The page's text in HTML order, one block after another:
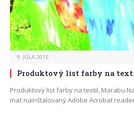
9. JÚLA 2015
Produktový list farby na
Produktový list farby na textil, Marabu
mať nainštalovaný Adobe Acrobat